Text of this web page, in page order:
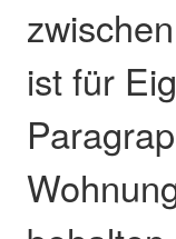
ist für